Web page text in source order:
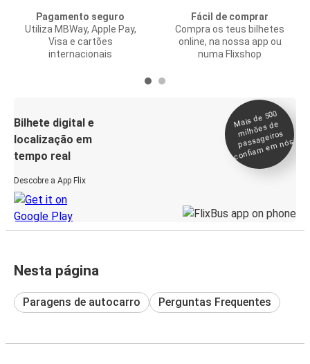
Pagamento seguro
Utiliza MBWay, Apple Pay,
Visa e cartões
internacionais
Fácil de comprar
Compra os teus bilhetes
online, na nossa app ou
numa Flixshop
Bilhete digital e
localização em
tempo real
Descobre a App Flix
Mais de 500
milhões de
passageiros
confia
m e
m nós
Nesta página
Paragens de autocarro Perguntas Frequentes